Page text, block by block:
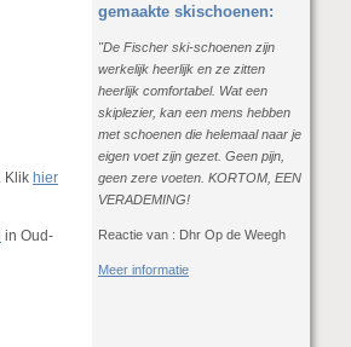
Klik hier
in Oud-
gemaakte skischoenen:
"De Fischer ski-schoenen zijn
werkelijk heerlijk en ze zitten
heerlijk comfortabel. Wat een
skiplezier, kan een mens hebben
met schoenen die helemaal naar je
eigen voet zijn gezet. Geen pijn,
geen zere voeten. KORTOM, EEN
VERADEMING!
Reactie van : Dhr Op de Weegh
Meer informatie